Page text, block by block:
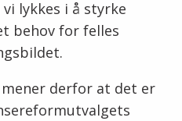
lykkes i å styrke
behov for felles
derfor at det er